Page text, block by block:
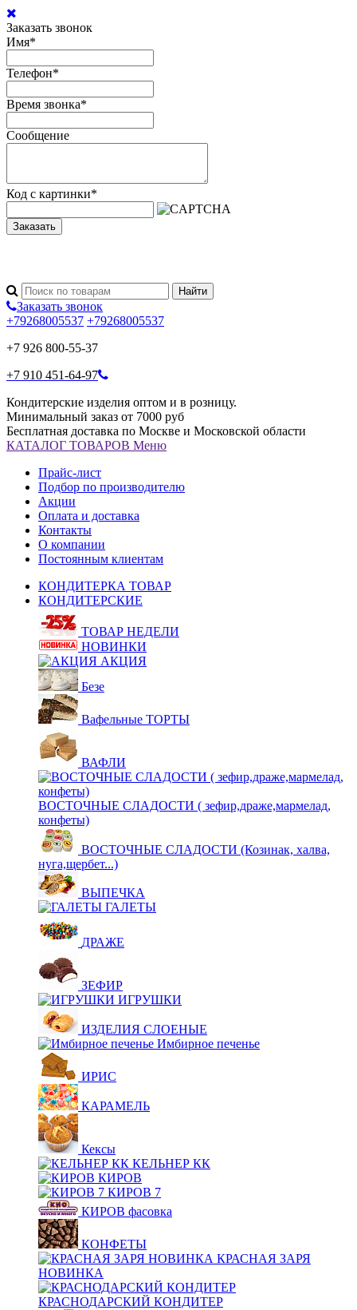
Заказать звонок
Имя*
Телефон*
Время звонка*
Сообщение
Код с картинки*
Заказать
Заказать звонок
+79268005537 +79268005537
+7 926 800-55-37
+7 910 451-64-97
Кондитерские изделия оптом и в розницу.
Минимальный заказ от 7000 руб
Бесплатная доставка по Москве и Московской области
КАТАЛОГ ТОВАРОВ Меню
Прайс-лист
Подбор по производителю
Акции
Оплата и доставка
Контакты
О компании
Постоянным клиентам
КОНДИТЕРКА ТОВАР
КОНДИТЕРСКИЕ
ТОВАР НЕДЕЛИ
НОВИНКИ
АКЦИЯ
Безе
Вафельные ТОРТЫ
ВАФЛИ
ВОСТОЧНЫЕ СЛАДОСТИ ( зефир,драже,мармелад,
конфеты)
ВОСТОЧНЫЕ СЛАДОСТИ (Козинак, халва,
нуга,щербет...)
ВЫПЕЧКА
ГАЛЕТЫ
ДРАЖЕ
ЗЕФИР
ИГРУШКИ
ИЗДЕЛИЯ СЛОЕНЫЕ
Имбирное печенье
ИРИС
КАРАМЕЛЬ
Кексы
КЕЛЬНЕР КК
КИРОВ
КИРОВ 7
КИРОВ фасовка
КОНФЕТЫ
КРАСНАЯ ЗАРЯ
НОВИНКА
КРАСНОДАРСКИЙ КОНДИТЕР